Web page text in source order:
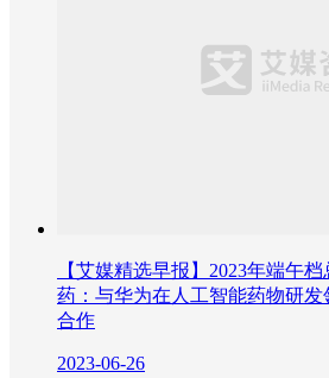
【艾媒精选早报】2023年端午
药：与华为在人工智能药物研
合作
2023-06-26